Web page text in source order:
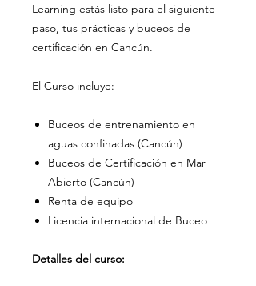
Learning estás listo para el siguiente
paso, tus prácticas y buceos de
certificación en Cancún.
El Curso incluye:
Buceos de entrenamiento en
aguas confinadas (Cancún)
Buceos de Certificación en Mar
Abierto (Cancún)
Renta de equipo
Licencia internacional de Buceo
Detalles del curso: